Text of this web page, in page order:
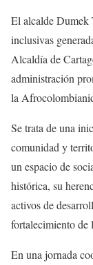
El alcalde Dumek
inclusivas
Alcaldía de
administración
la
Se trata de una
comunidad y
un espacio de
histórica, su
activos de
fortalecimiento de
En una jornada